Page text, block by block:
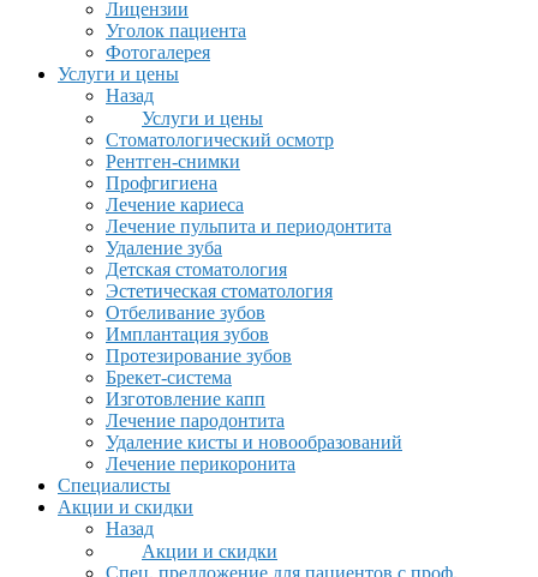
Лицензии
Уголок пациента
Фотогалерея
Услуги и цены
Назад
Услуги и цены
Стоматологический осмотр
Рентген-снимки
Профгигиена
Лечение кариеса
Лечение пульпита и периодонтита
Удаление зуба
Детская стоматология
Эстетическая стоматология
Отбеливание зубов
Имплантация зубов
Протезирование зубов
Брекет-система
Изготовление капп
Лечение пародонтита
Удаление кисты и новообразований
Лечение перикоронита
Специалисты
Акции и скидки
Назад
Акции и скидки
Спец. предложение для пациентов с проф.